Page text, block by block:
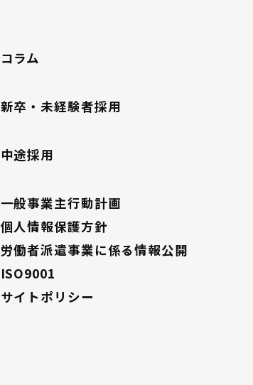
コラム
新卒・未経験者採用
中途採用
一般事業主行動計画
個人情報保護方針
労働者派遣事業に係る情報公開
ISO9001
サイトポリシー